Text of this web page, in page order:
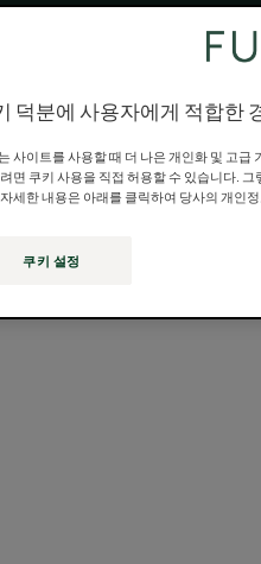
별한 관리가 필요합니다.
헤어 제품은 남성
덕분에 사용자에게 적합한
사이트를 사용할 때 더 나은 개인화 및 고
면 쿠키 사용을 직접 허용할 수 있습니다.
세한 내용은 아래를 클릭하여 당사의 개인
쿠키 설정